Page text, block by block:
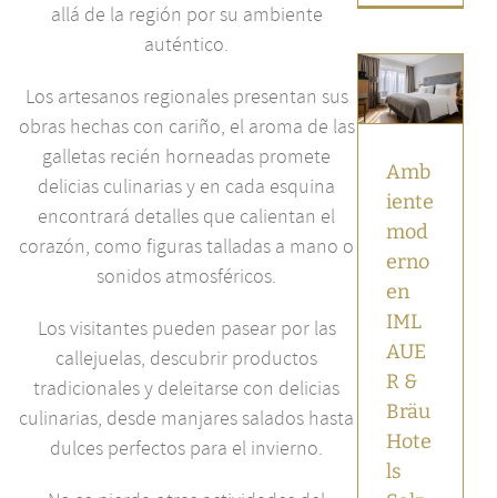
allá de la región por su ambiente
auténtico.
Los artesanos regionales presentan sus
obras hechas con cariño, el aroma de las
galletas recién horneadas promete
delicias culinarias y en cada esquina
encontrará detalles que calientan el
corazón, como figuras talladas a mano o
sonidos atmosféricos.
Los visitantes pueden pasear por las
callejuelas, descubrir productos
tradicionales y deleitarse con delicias
culinarias, desde manjares salados hasta
dulces perfectos para el invierno.
IMLAUER
& Bräu
Salzburgo
Noticias
destacadas
Amb
iente
mod
erno
en
IML
AUE
R &
Bräu
Hote
ls